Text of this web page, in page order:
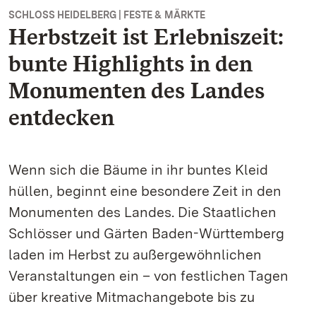
SCHLOSS HEIDELBERG | FESTE & MÄRKTE
Herbstzeit ist Erlebniszeit:
bunte Highlights in den
Monumenten des Landes
entdecken
Wenn sich die Bäume in ihr buntes Kleid
hüllen, beginnt eine besondere Zeit in den
Monumenten des Landes. Die Staatlichen
Schlösser und Gärten Baden-Württemberg
laden im Herbst zu außergewöhnlichen
Veranstaltungen ein – von festlichen Tagen
über kreative Mitmachangebote bis zu